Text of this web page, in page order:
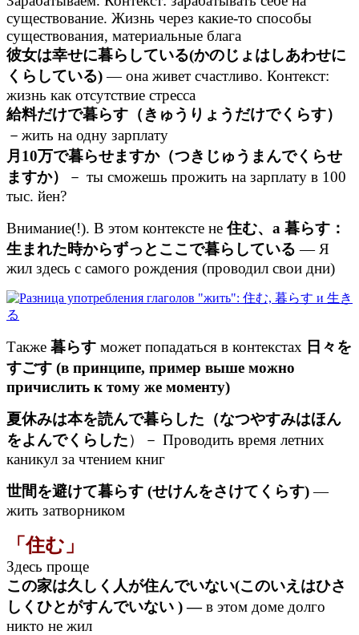
существование. Жизнь через какие-то способы
существования, материальные блага
彼女は幸せに暮らしている(かのじょはしあわせに
くらしている)— она живет счастливо. Контекст:
жизнь как отсутствие стресса
給料だけで暮らす（きゅうりょうだけでくらす）
－жить на одну зарплату
月10万で暮らせますか（つきじゅうまんでくらせ
ますか）
－ ты сможешь прожить на зарплату в 100
тыс. йен?
Внимание(!). В этом контексте не 住む、а 暮らす：
生まれた時からずっとここで暮らしている — Я
жил здесь с самого рождения (проводил свои дни)
Также 暮らす может попадаться в контекстах 日々を
すごす (в принципе, пример выше можно
причислить к тому же моменту)
夏休みは本を読んで暮らした（なつやすみはほん
をよんでくらした）－ Проводить время летних
каникул за чтением книг
世間を避けて暮らす (せけんをさけてくらす)—
жить затворником
「住む」
Здесь проще
この家は久しく人が住んでいない(このいえはひさ
しくひとがすんでいない ) —в этом доме долго
никто не жил